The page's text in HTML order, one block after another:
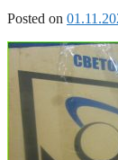
Posted on